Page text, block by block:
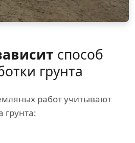
способ
грунта
работ учитывают
грунта: